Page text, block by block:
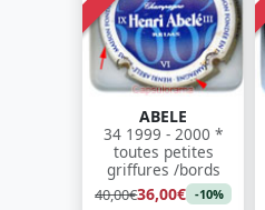
ABELE
34 1999 - 2000 *
toutes petites
griffures /bords
40,00€36,00€ -10%